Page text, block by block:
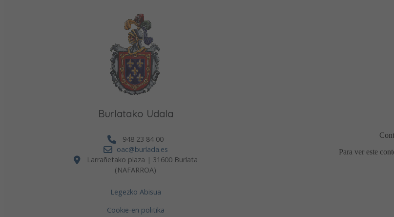
Burlatako Udala
948 23 84 00
oac@burlada.es
Larrañetako plaza | 31600 Burlata
(NAFARROA)
Legezko Abisua
Cookie-en politika